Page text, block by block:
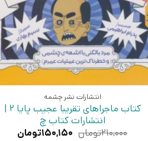
انتشارات نشر چشمه
کتاب ماجراهای تقریبا عجیب پایا 2 |
انتشارات کتاب چ
۲۱۰,۰۰۰تومان قیمت
۱۵۰,۱۵۰تومانقیمت